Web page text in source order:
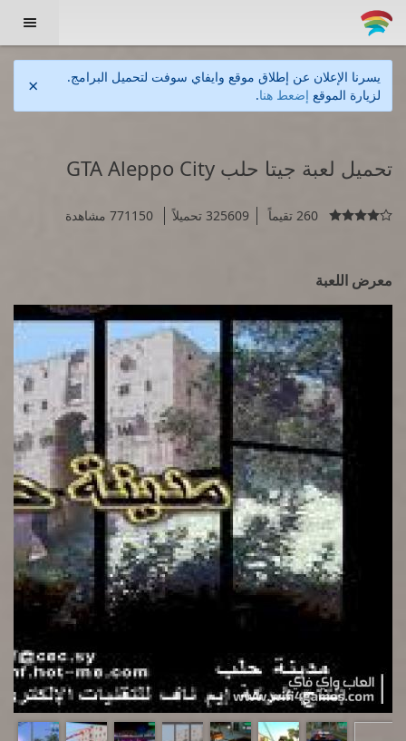

يسرنا الإعلان عن إطلاق موقع وايفاي سوفت لتحميل البرامج.
لزيارة الموقع إضعط هنا.
×
تحميل لعبة جيتا حلب GTA Aleppo City
 260 تقيماً 325609 تحميلاً 771150 مشاهدة
معرض اللعبة